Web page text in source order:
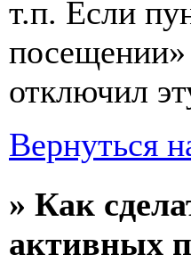
т.п. Если
посещении»
отключил
Вернуться
» Как
активных